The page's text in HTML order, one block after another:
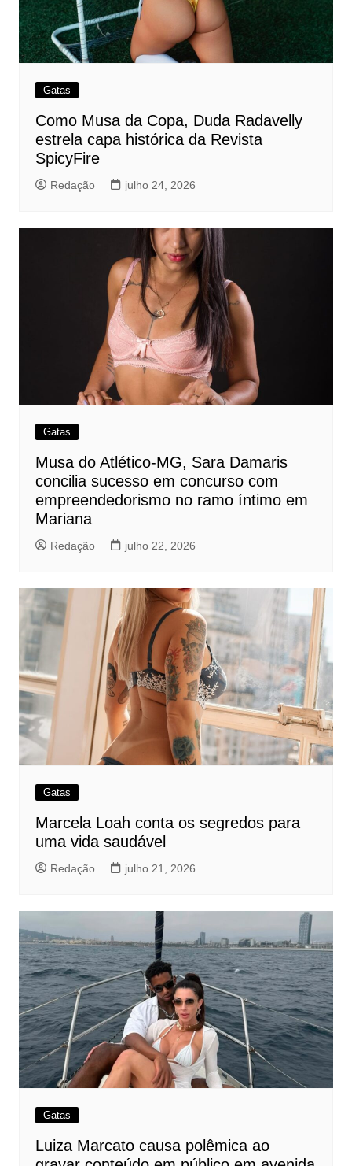
Gatas
Como Musa da Copa, Duda Radavelly
estrela capa histórica da Revista
SpicyFire
Redação julho 24, 2026
Gatas
Musa do Atlético-MG, Sara Damaris
concilia sucesso em concurso com
empreendedorismo no ramo íntimo em
Mariana
Redação julho 22, 2026
Gatas
Marcela Loah conta os segredos para
uma vida saudável
Redação julho 21, 2026
Gatas
Luiza Marcato causa polêmica ao